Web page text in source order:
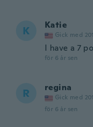
K Katie
Gick med
I have a 7
för 6 år sen
R regina
Gick med
för 6 år sen